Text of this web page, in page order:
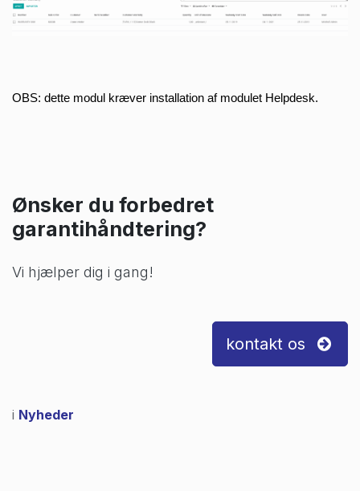
OBS: dette modul kræver installation af modulet Helpdesk.
Ønsker du forbedret
garantihåndtering?
Vi hjælper dig i gang!
kontakt os
i Nyheder